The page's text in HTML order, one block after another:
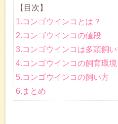
【目次】
1.コンゴウインコとは？
2.コンゴウインコの値段
3.コンゴウインコは多頭飼い
4.コンゴウインコの飼育環境
5.コンゴウインコの飼い方
6.まとめ